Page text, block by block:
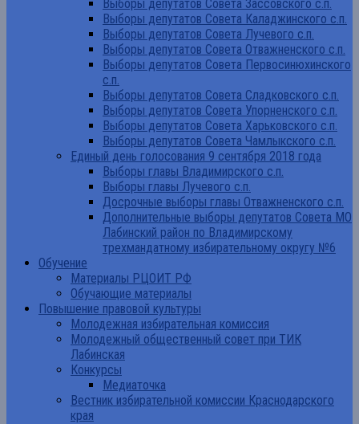
Выборы депутатов Совета Зассовского с.п.
Выборы депутатов Совета Каладжинского с.п.
Выборы депутатов Совета Лучевого с.п.
Выборы депутатов Совета Отважненского с.п.
Выборы депутатов Совета Первосинюхинского
с.п.
Выборы депутатов Совета Сладковского с.п.
Выборы депутатов Совета Упорненского с.п.
Выборы депутатов Совета Харьковского с.п.
Выборы депутатов Совета Чамлыкского с.п.
Единый день голосования 9 сентября 2018 года
Выборы главы Владимирского с.п.
Выборы главы Лучевого с.п.
Досрочные выборы главы Отважненского с.п.
Дополнительные выборы депутатов Совета МО
Лабинский район по Владимирскому
трехмандатному избирательному округу №6
Обучение
Материалы РЦОИТ РФ
Обучающие материалы
Повышение правовой культуры
Молодежная избирательная комиссия
Молодежный общественный совет при ТИК
Лабинская
Конкурсы
Медиаточка
Вестник избирательной комиссии Краснодарского
края